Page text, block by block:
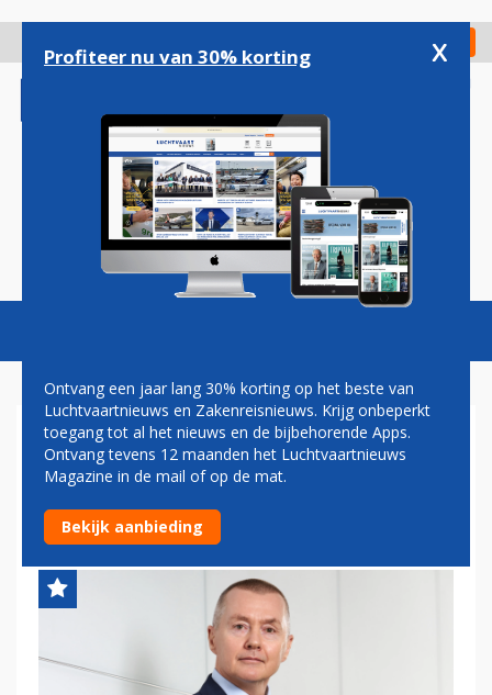
gaan
Check in
Magazine Podcasts Vacatures
IATA: VRAAG LUCHTVRACHT
ONDER DRUK DOOR
ECONOMISCHE TEGENWIND
Profiteer nu van 30% korting x
Ontvang een jaar lang 30% korting op het beste van
Luchtvaartnieuws en Zakenreisnieuws. Krijg onbeperkt
toegang tot al het nieuws en de bijbehorende Apps.
Ontvang tevens 12 maanden het Luchtvaartnieuws
Magazine in de mail of op de mat.
Bekijk aanbieding